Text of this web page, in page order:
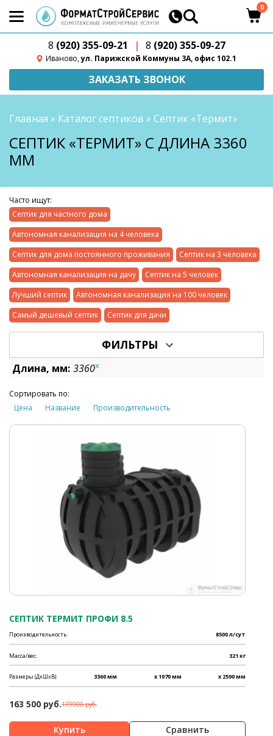
8 (920) 355-09-21 | 8 (920) 355-09-27
Иваново,ул. Парижской Коммуны 3А, офис 102.1
0
ЗАКАЗАТЬ ЗВОНОК
Главная » Каталог септиков » Септик «Термит»
СЕПТИК «ТЕРМИТ» С ДЛИНА 3360
ММ
Часто ищут:
Септик для частного дома
Автономная канализация на 4 человека
Септик для дома постоянного проживания
Септик на 3 человека
Автономная канализация на дачу
Септик на 5 человек
Лучший септик
Автономная канализация на 100 человек
Самый дешевый септик
Септик для дачи
ФИЛЬТРЫ
Длина, мм: 3360x
Сортировать по:
Цена
Название Производительность
СЕПТИК ТЕРМИТ ПРОФИ 8.5
Производительность: 8500 л/сут
Масса/вес: 321 кг
Размеры (ДхШхВ): 3360 мм x 1970 мм x 2590 мм
163 500 руб.179900 руб.
Сравнить